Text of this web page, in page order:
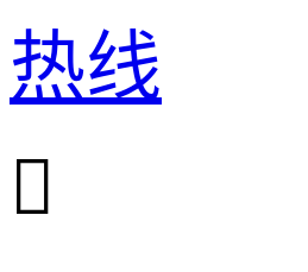
热线
